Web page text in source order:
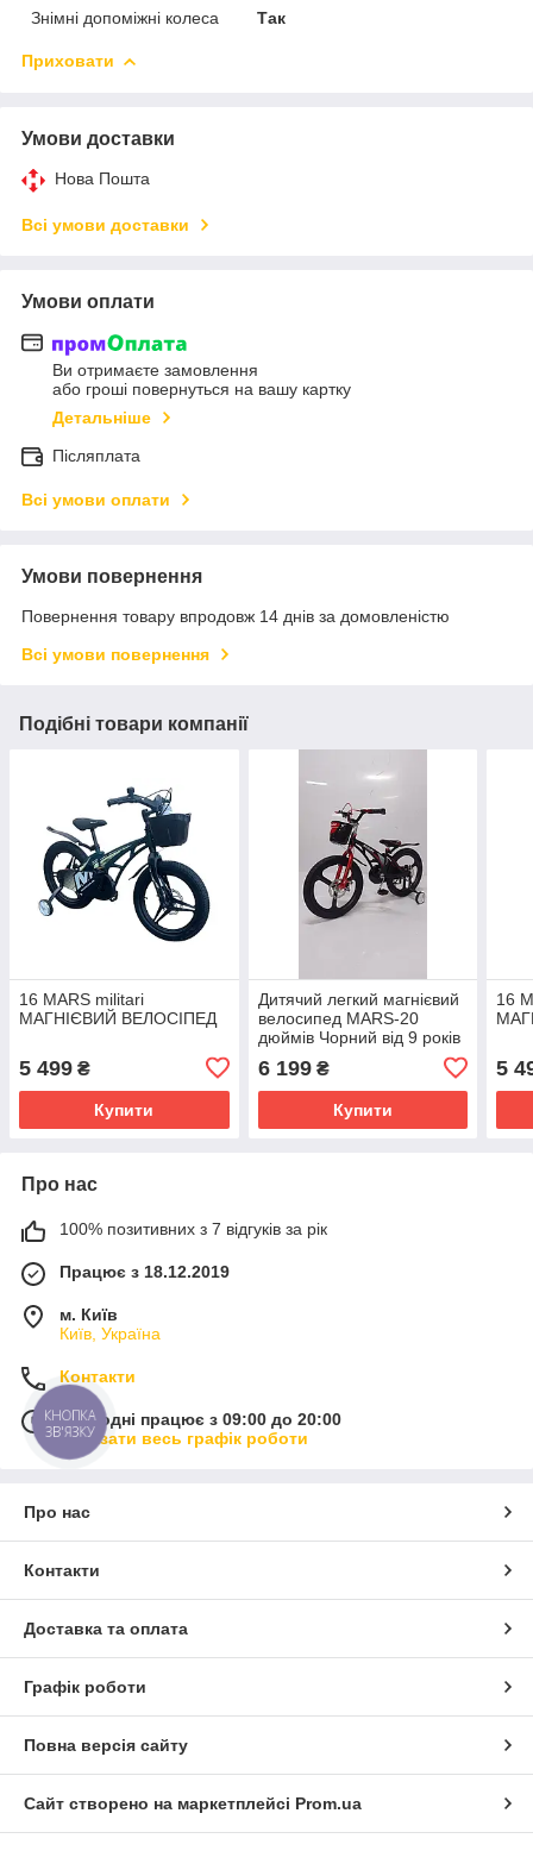
Знімні допоміжні колеса Так
Приховати
Умови доставки
Нова Пошта
Всі умови доставки
Умови оплати
Ви отримаєте замовлення
або гроші повернуться на вашу картку
Детальніше
Післяплата
Всі умови оплати
Умови повернення
Повернення товару впродовж 14 днів за домовленістю
Всі умови повернення
Подібні товари компанії
16 MARS militari
МАГНІЄВИЙ ВЕЛОСІПЕД
5 499 ₴
Купити
Дитячий легкий магнієвий
велосипед MARS-20
дюймів Чорний від 9 років
6 199₴
Купити
16
5
Про нас
100% позитивних з 7 відгуків за рік
Працює з 18.12.2019
м. Київ
Київ, Україна
Контакти
Сьогодні працює з 09:00 до 20:00
Показати весь графік роботи
Про нас
Контакти
Доставка та оплата
Графік роботи
Повна версія сайту
Сайт створено на маркетплейсі Prom.ua
КНОПКА
ЗВ'ЯЗКУ